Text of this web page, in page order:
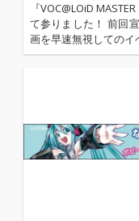
『VOC@LOiD
て参りました！ 前回
画を早速無視しての
はて、ボーマスとは
は、連載第一回でも
時朗さんことタキペ
ぼりくらいましたけ